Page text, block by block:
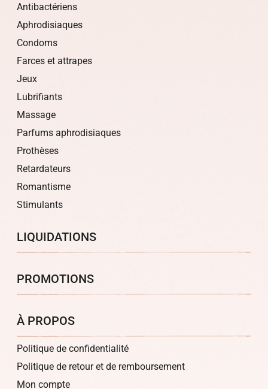
Antibactériens
Aphrodisiaques
Condoms
Farces et attrapes
Jeux
Lubrifiants
Massage
Parfums aphrodisiaques
Prothèses
Retardateurs
Romantisme
Stimulants
LIQUIDATIONS
PROMOTIONS
À PROPOS
Politique de confidentialité
Politique de retour et de remboursement
Mon compte